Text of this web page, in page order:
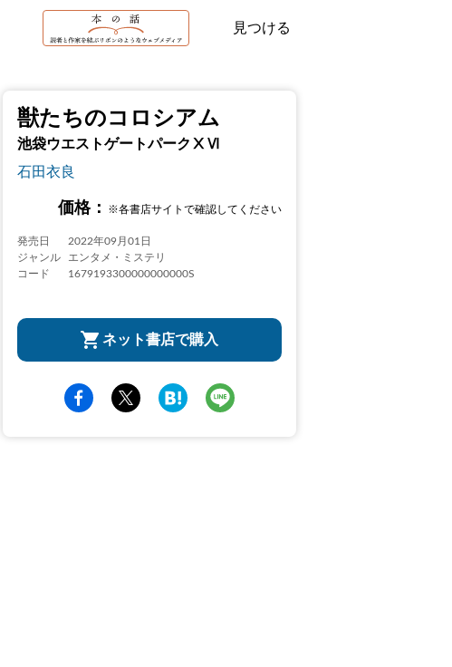
見つける
獣たちのコロシアム
池袋ウエストゲートパークⅩⅥ
石田衣良
価格： ※各書店サイトで確認してください
発売日
2022年09月01日
ジャンル
エンタメ・ミステリ
コード
1679193300000000000S
ネット書店で購入